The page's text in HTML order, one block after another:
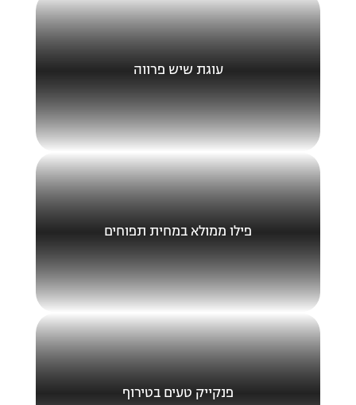
עוגת שיש פרווה
פילו ממולא במחית תפוחים
פנקייק טעים בטירוף